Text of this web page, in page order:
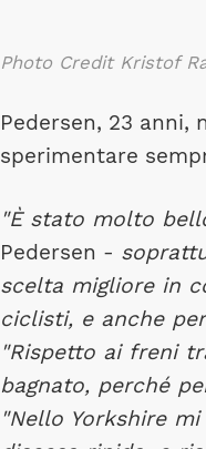
Photo Credit Kristof
Pedersen, 23
sperimentare
"È stato molto
Pedersen -
scelta migliore in
ciclisti, e anche
"Rispetto ai freni
bagnato, perché
"Nello Yorkshire